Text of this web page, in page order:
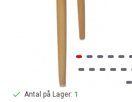
Antal på Lager: 1